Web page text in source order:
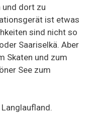
dort zu
ist etwas
sind nicht so
Saariselkä. Aber
Skaten und zum
See zum